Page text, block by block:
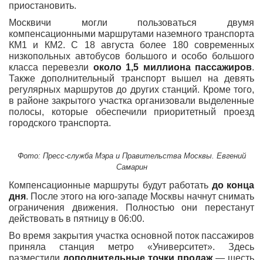
приостановить.
Москвичи могли пользоваться двумя
компенсационными маршрутами наземного транспорта
КМ1 и КМ2. С 18 августа более 180 современных
низкопольных автобусов большого и особо большого
класса перевезли около 1,5 миллиона пассажиров.
Также дополнительный транспорт вышел на девять
регулярных маршрутов до других станций. Кроме того,
в районе закрытого участка организовали выделенные
полосы, которые обеспечили приоритетный проезд
городского транспорта.
Фото: Пресс-служба Мэра и Правительства Москвы. Евгений
Самарин
Компенсационные маршруты будут работать до конца
дня. После этого на юго-западе Москвы начнут снимать
ограничения движения. Полностью они перестанут
действовать в пятницу в 06:00.
Во время закрытия участка основной поток пассажиров
приняла станция метро «Университет». Здесь
разместили дополнительные точки продаж— шесть